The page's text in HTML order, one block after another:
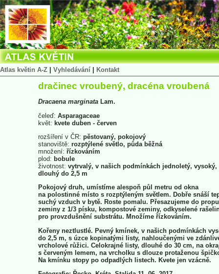
Atlas květin A-Z Vyhledávání Kontakt
dračinec vroubený, dracéna vroubená
Dracaena marginata Lam.
čeleď: Asparagaceae
květ: kvete duben - červen
rozšíření v ČR: pěstovaný, pokojový
stanoviště: rozptýlené světlo, půda běžná
množení: řízkováním
plod: bobule
životnost: vytrvalý, v našich podmínkách jednoletý, vysoký,
dlouhý do 2,5 m
Pokojový druh, umístíme alespoň půl metru od okna
na polostinné místo s rozptýleným světlem. Dobře snáší
suchý vzduch v bytě. Roste pomalu. Přesazujeme do
zeminy z 1/3 písku, kompostové zeminy, odkyselené
pro provzdušnění substrátu. Množíme řízkováním.
Kořeny neztlustlé. Pevný kmínek, v našich podmínkách
do 2,5 m, s úzce kopinatými listy, nahloučenými ve
vrcholové růžici. Celokrajné listy, dlouhé do 30 cm, na
s červeným lemem, na vrcholku s dlouze protaženou
Na kmínku stopy po odpadlých listech. Kvete jen vzácně.